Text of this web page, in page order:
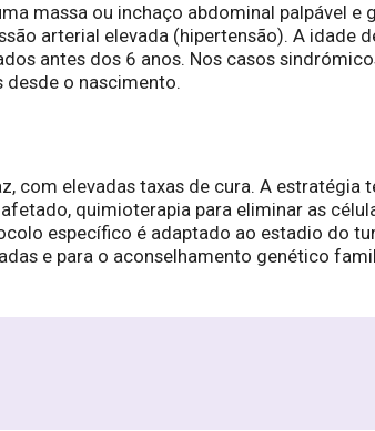
massa ou inchaço abdominal palpável
arterial elevada (hipertensão). A idade
antes dos 6 anos. Nos casos
o nascimento.
com elevadas taxas de cura. A estratégia
quimioterapia para eliminar as
específico é adaptado ao estadio do
e para o aconselhamento genético